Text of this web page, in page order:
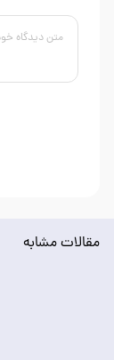
مقالات مشابه